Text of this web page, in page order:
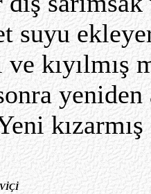
suyu
kıyılmış
yeniden